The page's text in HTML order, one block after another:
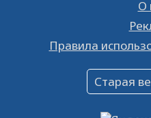
16.12.2022
Объявление
09.12.2022
О
Правила
Старая